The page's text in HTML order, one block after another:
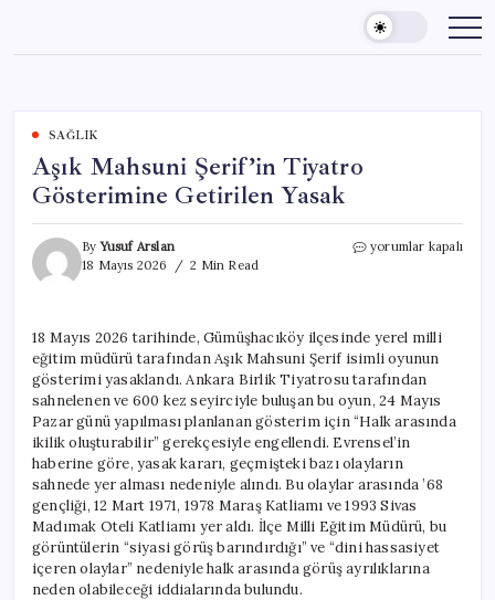
content
SAĞLIK
Aşık Mahsuni Şerif’in Tiyatro
Gösterimine Getirilen Yasak
ByYusuf Arslan
18 Mayıs 2026
2 Min Read
Aşık
Getirilen
Yasak
için
yorumlar kapalı
18 Mayıs 2026 tarihinde, Gümüşhacıköy ilçesinde yerel milli
eğitim müdürü tarafından Aşık Mahsuni Şerif isimli oyunun
gösterimi yasaklandı. Ankara Birlik Tiyatrosu tarafından
sahnelenen ve 600 kez seyirciyle buluşan bu oyun, 24 Mayıs
Pazar günü yapılması planlanan gösterim için “Halk arasında
ikilik oluşturabilir” gerekçesiyle engellendi. Evrensel’in
haberine göre, yasak kararı, geçmişteki bazı olayların
sahnede yer alması nedeniyle alındı. Bu olaylar arasında ’68
gençliği, 12 Mart 1971, 1978 Maraş Katliamı ve 1993 Sivas
Madımak Oteli Katliamı yer aldı. İlçe Milli Eğitim Müdürü, bu
görüntülerin “siyasi görüş barındırdığı” ve “dini hassasiyet
içeren olaylar” nedeniyle halk arasında görüş ayrılıklarına
neden olabileceği iddialarında bulundu.